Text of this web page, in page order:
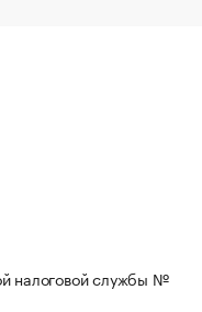
налоговой службы №